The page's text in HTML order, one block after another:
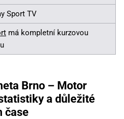
Sport TV
má kompletní kurzovou
Brno – Motor
a důležité
čase